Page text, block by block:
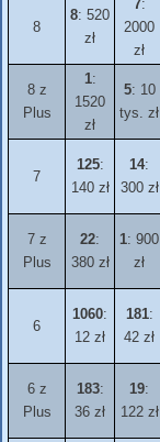
8
8: 520
zł
7:
2000
zł
8 z
Plus
1:
1520
zł
5: 10
tys. zł
7
125:
140 zł
14:
300 zł
7 z
Plus
22:
380 zł
1: 900
zł
6
1060:
12 zł
181:
42 zł
6 z
Plus
183:
36 zł
19:
122 zł